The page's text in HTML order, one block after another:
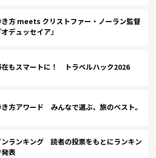
方 meets クリストファー・ノーラン監督
デュッセイア』
在もスマートに！ トラベルハック2026
方アワード みんなで選ぶ、旅のベスト。
ンランキング 読者の投票をもとにランキン
表